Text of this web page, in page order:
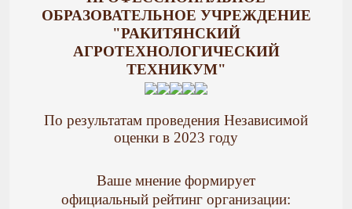
ОБРАЗОВАТЕЛЬНОЕ УЧРЕЖДЕНИЕ
"РАКИТЯНСКИЙ
АГРОТЕХНОЛОГИЧЕСКИЙ
ТЕХНИКУМ"
По результатам проведения Независимой
оценки в 2023 году
Ваше мнение формирует
официальный рейтинг организации: